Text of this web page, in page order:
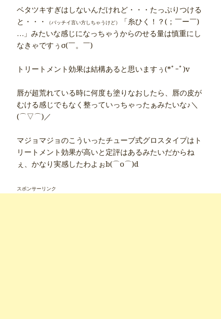
ベタツキすぎはしないんだけれど・・・たっぷりつける
と・・・
（バッチイ言い方しちゃうけど）
「糸ひく！？(；￣ー￣)
…」みたいな感じになっちゃうからのせる量は慎重にし
なきゃですぅσ(￣。￣)
トリートメント効果は結構あると思いますぅ(*ﾟｰﾟ)v
唇が超荒れている時に何度も塗りなおしたら、唇の皮が
むける感じでもなく整っていっちゃったぁみたいな♪＼
(⌒▽⌒)／
マジョマジョのこういったチューブ式グロスタイプはト
リートメント効果が高いと定評はあるみたいだからね
ぇ、かなり実感したわよぉb(⌒o⌒)d
スポンサーリンク